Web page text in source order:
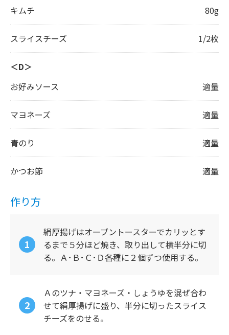
キムチ
80g
スライスチーズ 1/2枚
＜D＞
お好みソース
適量
マヨネーズ 適量
青のり 適量
かつお節 適量
作り方
絹厚揚げはオーブントースターでカリッとす
るまで５分ほど焼き、取り出して横半分に切
る。Ａ･Ｂ･Ｃ･Ｄ各種に２個ずつ使用する。
Ａのツナ・マヨネーズ・しょうゆを混ぜ合わ
せて絹厚揚げに盛り、半分に切ったスライス
チーズをのせる。